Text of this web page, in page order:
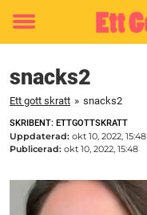
Toggle
snacks2
Ett gott skratt » snacks2
SKRIBENT: ETTGOTTSKRATT
Uppdaterad: okt 10, 2022, 15:48
Publicerad: okt 10, 2022, 15:48